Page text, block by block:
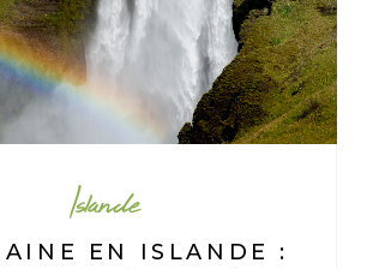
Islande
EN ISLANDE :